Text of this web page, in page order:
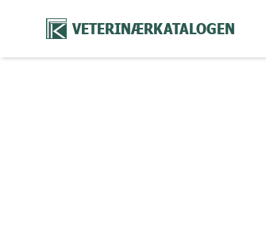
VETERINÆRKATALOGEN